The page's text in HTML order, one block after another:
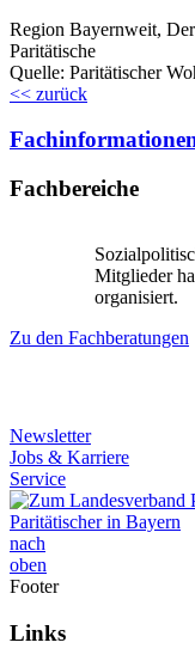
Region Bayernweit,
Paritätische
Quelle: Paritätischer
<< zurück
Fachbereiche
Mitglieder
organisiert.
Zu den Fachberatungen
Newsletter
Jobs & Karriere
Service
Paritätischer in Bayern
nach
oben
Footer
Links